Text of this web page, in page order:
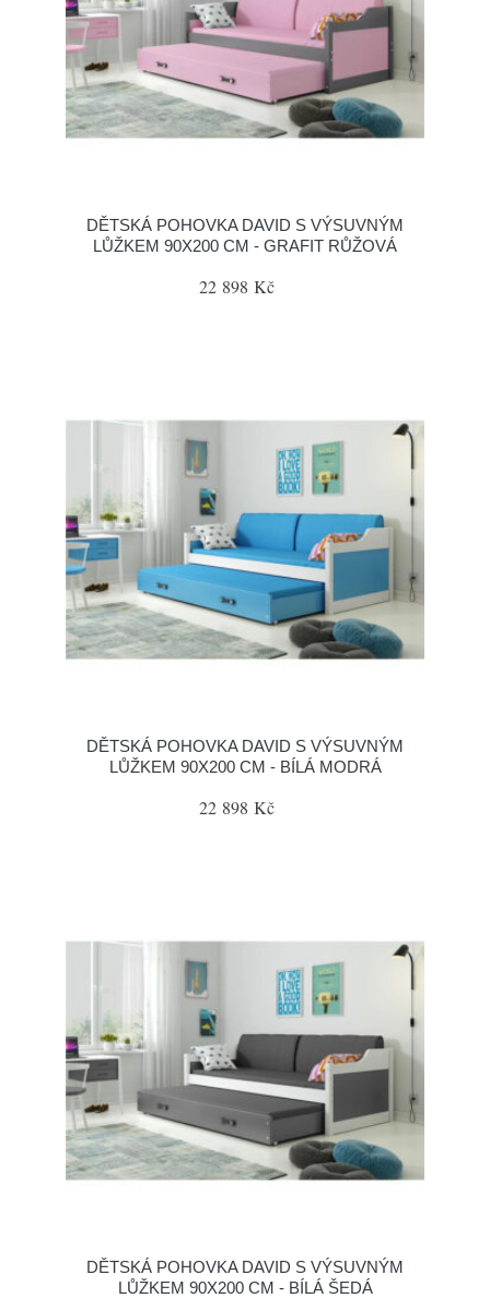
DĚTSKÁ POHOVKA DAVID S VÝSUVNÝM
LŮŽKEM 90X200 CM - GRAFIT RŮŽOVÁ
22 898 Kč
DĚTSKÁ POHOVKA DAVID S VÝSUVNÝM
LŮŽKEM 90X200 CM - BÍLÁ MODRÁ
22 898 Kč
DĚTSKÁ POHOVKA DAVID S VÝSUVNÝM
LŮŽKEM 90X200 CM - BÍLÁ ŠEDÁ